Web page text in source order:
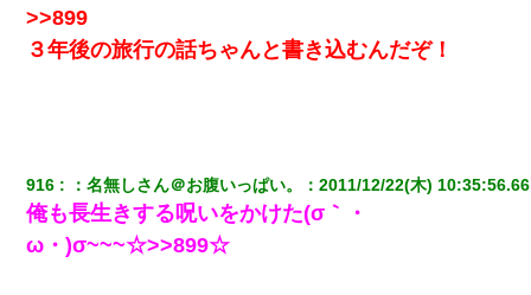
>>899
３年後の旅行の話ちゃんと書き込むんだぞ！
916 ：名無しさん＠お腹いっぱい。 ：2011/12/22(木) 10:35:56.66
俺も長生きする呪いをかけた(σ｀・
ω・)σ~~~☆>>899☆